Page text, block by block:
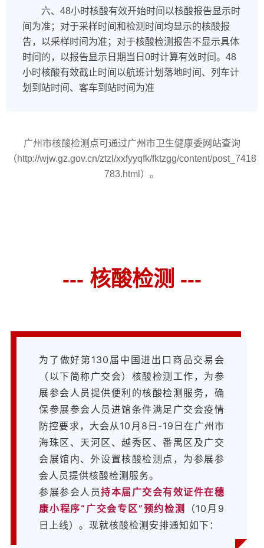
六、48小时核酸有效开始时间以核酸报告显示时
间为准；对于采样时间和检测时间均显示的核酸报
告，以采样时间为准；对于核酸检测报告不显示具体
时间的，以报告显示日期当日0时计算有效时间。48
小时核酸有效截止时间以航班计划落地时间、列车计
划到站时间、客车到站时间为准
广州市核酸检测点可通过广州市卫生健康委网站查询
（http://wjw.gz.gov.cn/ztzl/xxfyyqfk/fktzgg/content/post_7418
783.html）。
--- 核酸检测 ---
为了做好第130届中国进出口商品交易会
（以下简称广交会）核酸检测工作，为参
展参会人员提供便利的核酸检测服务，确
保参展参会人员进馆条件满足广交会疫情
防控要求，大会从10月8日-19日在广州市
海珠区、天河区、越秀区、番禺区及广交
会展馆内、外设置核酸检测点，为参展参
会人员提供核酸检测服务。
参展参会人员持本届广交会有效证件在穗
康小程序“广交会专区”预约检测
（10月9
日上线）。现就核酸检测安排通知如下：